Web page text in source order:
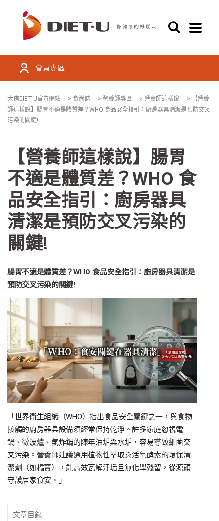
會員專區
大侑DIET-U官方網站 > 食尚誌 > 營養師專區 > 營養師這樣說 >
【營養
師這樣說】腸胃不適是體質差？WHO 食品安全指引：廚房器具清潔是預防交叉
污染的關鍵!
【營養師這樣說】腸胃
不適是體質差？WHO 食
品安全指引：廚房器具
清潔是預防交叉污染的
關鍵!
腸胃不適是體質差？WHO 食品安全指引：廚房器具清潔是
預防交叉污染的關鍵!
「世界衛生組織（WHO）指出食品安全關鍵之一，與食物
接觸的廚房器具設備須經常保持乾淨。許多家庭忽視電
鍋、微波爐、氣炸鍋的陳年油垢與水垢，容易導致細菌交
叉污染。營養師建議選用植物性萃取與活氧酵素的環保清
潔劑（如橘寶），能高效瓦解汙垢且無化學殘留，從源頭
守護居家食安。」
文章目錄